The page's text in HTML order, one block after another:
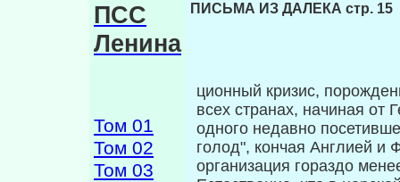
ПСС
Ленина
Том 01
Том 02
Том 03
ПИСЬМА ИЗ ДАЛЕКА стр. 15
ционный кризис,
всех стра­нах, начиная от
одного недавно
голод", кончая Англией и
организация гораздо